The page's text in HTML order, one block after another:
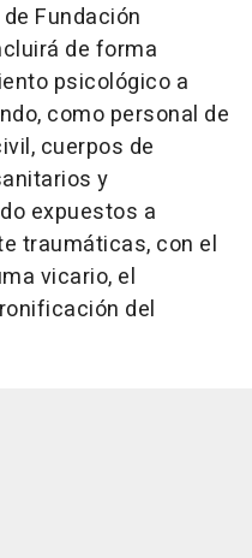
Fundación
de forma
psicológico a
como personal de
cuerpos de
y
expuestos a
traumáticas, con el
vicario, el
del